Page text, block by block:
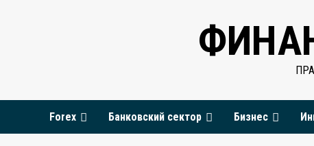
Forex Банковский сектор Бизнес